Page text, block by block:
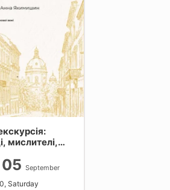
мислителі,
Видатні
вулиці
05 September
Saturday